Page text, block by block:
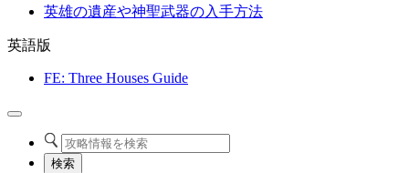
英雄の遺産や神聖武器の入手方法
英語版
FE: Three Houses Guide
検索